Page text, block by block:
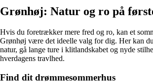
Grønhøj: Natur og ro på
Hvis du foretrækker mere fred og ro, kan et
Grønhøj være det ideelle valg for dig. Her kan
natur, gå lange ture i klitlandskabet og nyde
hverdagens travlhed.
Find dit drømmesommerhus